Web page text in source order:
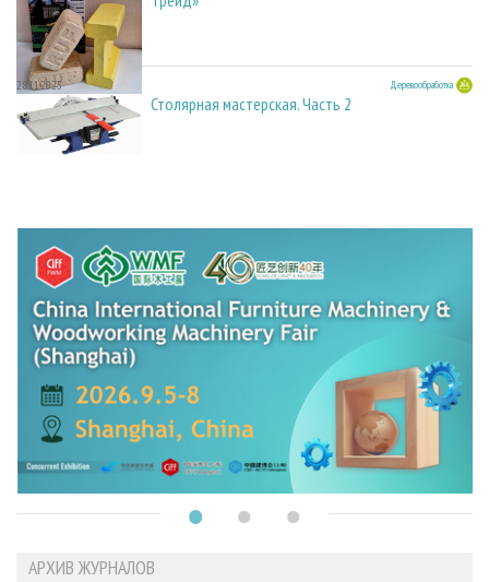
28.11.2025 Деревообработка
Столярная мастерская. Часть 2
АРХИВ ЖУРНАЛОВ